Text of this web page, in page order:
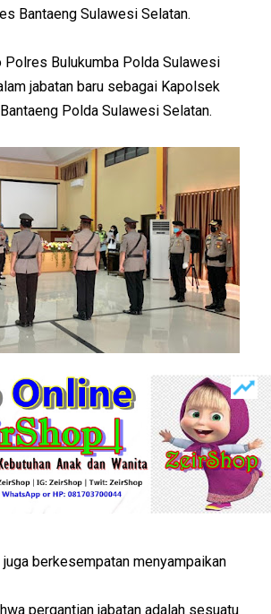
Bantaeng Sulawesi Selatan.
Polres Bulukumba Polda Sulawesi
jabatan baru sebagai Kapolsek
Polda Sulawesi Selatan.
berkesempatan menyampaikan
pergantian jabatan adalah sesuatu